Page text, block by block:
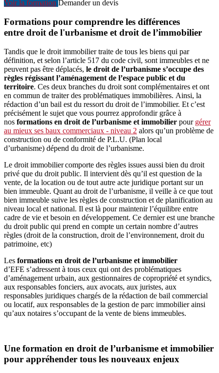
Voir la formation Demander un devis
Formations pour comprendre les différences
entre droit de l'urbanisme et droit de l’immobilier
Tandis que le droit immobilier traite de tous les biens qui par
définition, et selon l’article 517 du code civil, sont immeubles et ne
peuvent pas être déplacés, le droit de l’urbanisme s’occupe des
règles régissant l’aménagement de l’espace public et du
territoire. Ces deux branches du droit sont complémentaires et ont
en commun de traiter des problématiques immobilières. Ainsi, la
rédaction d’un bail est du ressort du droit de l’immobilier. Et c’est
précisément le sujet que vous pourrez approfondir grâce à
nos formations en droit de l’urbanisme et immobilier pour gérer
au mieux ses baux commerciaux - niveau 2 alors qu’un problème de
construction ou de conformité de P.L.U. (Plan local
d’urbanisme) dépend du droit de l’urbanisme.
Le droit immobilier comporte des règles issues aussi bien du droit
privé que du droit public. Il intervient dès qu’il est question de la
vente, de la location ou de tout autre acte juridique portant sur un
bien immeuble. Quant au droit de l’urbanisme, il veille à ce que tout
bien immeuble suive les règles de construction et de planification au
niveau local et national. Il est là pour maintenir l’équilibre entre
cadre de vie et besoin en développement. Ce dernier est une branche
du droit public qui prend en compte un certain nombre d’autres
règles (droit de la construction, droit de l’environnement, droit du
patrimoine, etc)
Les formations en droit de l’urbanisme et immobilier
d’EFE s’adressent à tous ceux qui ont des problématiques
d’aménagement urbain, aux gestionnaires de copropriété et syndics,
aux responsables fonciers, aux avocats, aux juristes, aux
responsables juridiques chargés de la rédaction de bail commercial
ou locatif, aux responsables de la gestion de parc immobilier ainsi
qu’aux notaires s’occupant de la vente de biens immeubles.
Une formation en droit de l’urbanisme et immobilier
pour appréhender tous les nouveaux enjeux